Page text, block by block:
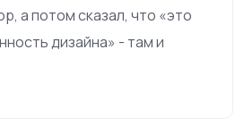
а потом сказал, что «это
дизайна» - там и